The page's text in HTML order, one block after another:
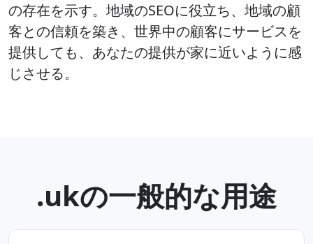
の存在を示す。地域のSEOに役立ち、地域の顧
客との信頼を築き、世界中の顧客にサービスを
提供しても、あなたの提供が家に近いように感
じさせる。
.ukの一般的な用途